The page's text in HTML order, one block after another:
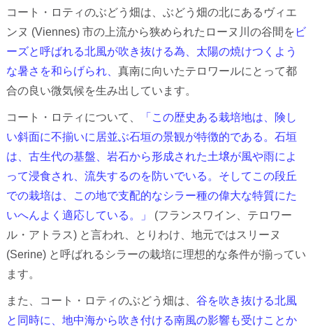
コート・ロティのぶどう畑は、ぶどう畑の北にあるヴィエ
ンヌ (Viennes) 市の上流から狭められたローヌ川の谷間を ビ
ーズと呼ばれる北風が吹き抜ける為、太陽の焼けつくよう
な暑さを和らげられ、 真南に向いたテロワールにとって都
合の良い微気候を生み出しています。
コート・ロティについて、
「この歴史ある栽培地は、険し
い斜面に不揃いに居並ぶ石垣の景観が特徴的である。石垣
は、古生代の基盤、岩石から形成された土壌が風や雨によ
って浸食され、流失するのを防いでいる。そしてこの段丘
での栽培は、この地で支配的なシラー種の偉大な特質にた
いへんよく適応している。」
(フランスワイン、テロワー
ル・アトラス) と言われ、とりわけ、地元ではスリーヌ
(Serine) と呼ばれるシラーの栽培に理想的な条件が揃ってい
ます。
また、コート・ロティのぶどう畑は、 谷を吹き抜ける北風
と同時に、地中海から吹き付ける南風の影響も受けことか